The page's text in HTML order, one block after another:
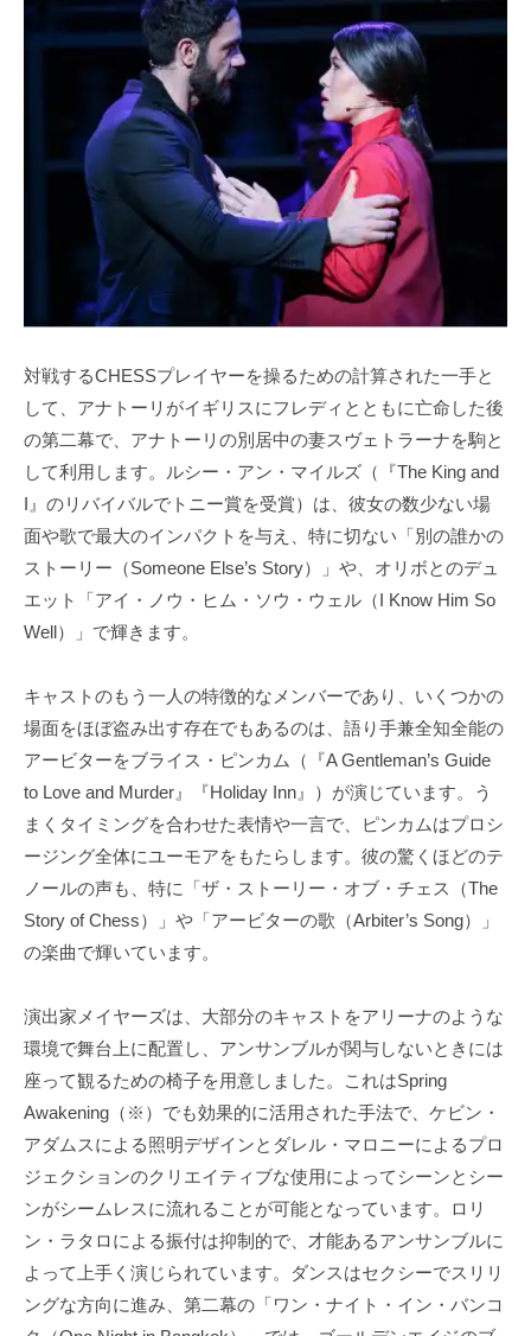
対戦するCHESSプレイヤーを操るための計算された一手と
して、アナトーリがイギリスにフレディとともに亡命した後
の第二幕で、アナトーリの別居中の妻スヴェトラーナを駒と
して利用します。ルシー・アン・マイルズ（『The King and
I』のリバイバルでトニー賞を受賞）は、彼女の数少ない場
面や歌で最大のインパクトを与え、特に切ない「別の誰かの
ストーリー（Someone Else’s Story）」や、オリボとのデュ
エット「アイ・ノウ・ヒム・ソウ・ウェル（I Know Him So
Well）」で輝きます。
キャストのもう一人の特徴的なメンバーであり、いくつかの
場面をほぼ盗み出す存在でもあるのは、語り手兼全知全能の
アービターをブライス・ピンカム（『A Gentleman’s Guide
to Love and Murder』『Holiday Inn』）が演じています。う
まくタイミングを合わせた表情や一言で、ピンカムはプロシ
ージング全体にユーモアをもたらします。彼の驚くほどのテ
ノールの声も、特に「ザ・ストーリー・オブ・チェス（The
Story of Chess）」や「アービターの歌（Arbiter’s Song）」
の楽曲で輝いています。
演出家メイヤーズは、大部分のキャストをアリーナのような
環境で舞台上に配置し、アンサンブルが関与しないときには
座って観るための椅子を用意しました。これはSpring
Awakening（※）でも効果的に活用された手法で、ケビン・
アダムスによる照明デザインとダレル・マロニーによるプロ
ジェクションのクリエイティブな使用によってシーンとシー
ンがシームレスに流れることが可能となっています。ロリ
ン・ラタロによる振付は抑制的で、才能あるアンサンブルに
よって上手く演じられています。ダンスはセクシーでスリリ
ングな方向に進み、第二幕の「ワン・ナイト・イン・バンコ